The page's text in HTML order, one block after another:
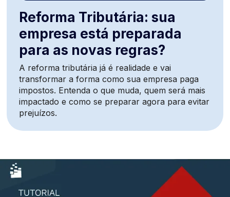
Reforma Tributária: sua
empresa está preparada
para as novas regras?
A reforma tributária já é realidade e vai
transformar a forma como sua empresa paga
impostos. Entenda o que muda, quem será mais
impactado e como se preparar agora para evitar
prejuízos.